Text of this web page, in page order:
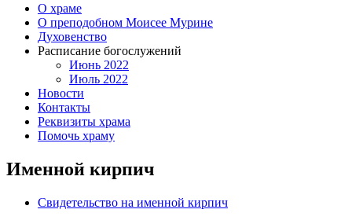
О храме
О преподобном Моисее Мурине
Духовенство
Расписание богослужений
Июнь 2022
Июль 2022
Новости
Контакты
Реквизиты храма
Помочь храму
Именной кирпич
Свидетельство на именной кирпич